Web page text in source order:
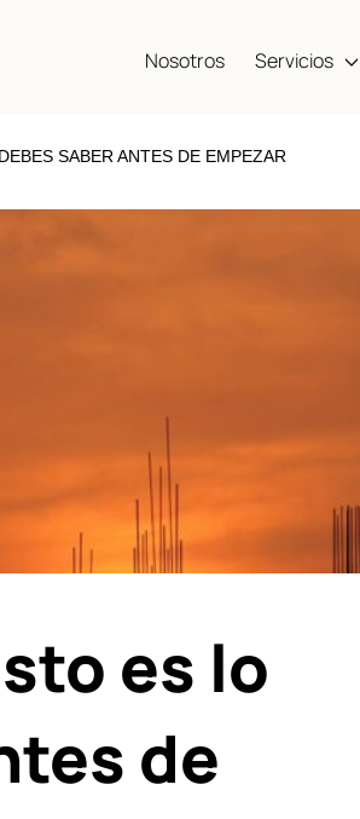
Nosotros Servicios
SABER ANTES DE EMPEZAR
es lo
de